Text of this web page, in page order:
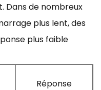
Dans de nombreux
plus lent, des
plus faible
Réponse